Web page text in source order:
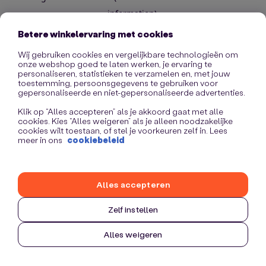
information).
Betere winkelervaring met cookies
Wij gebruiken cookies en vergelijkbare technologieën om
onze webshop goed te laten werken, je ervaring te
personaliseren, statistieken te verzamelen en, met jouw
toestemming, persoonsgegevens te gebruiken voor
gepersonaliseerde en niet-gepersonaliseerde advertenties.
Klik op “Alles accepteren” als je akkoord gaat met alle
cookies. Kies “Alles weigeren” als je alleen noodzakelijke
cookies wilt toestaan, of stel je voorkeuren zelf in. Lees
meer in ons cookiebeleid
Zelf instellen
Alles weigeren
Alles accepteren